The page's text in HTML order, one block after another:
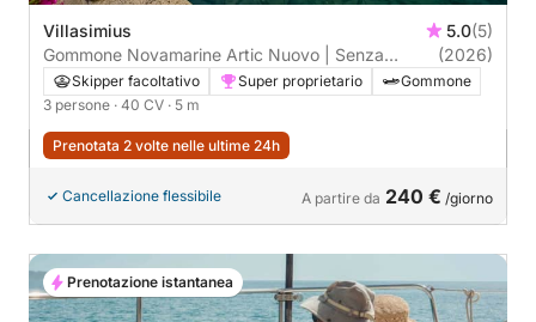
Villasimius 5.0(5)
Gommone Novamarine Artic Nuovo | Senza
patente | 3 Pax
(2026)
Skipper facoltativo Super proprietario
Gommone
3 persone · 40 CV · 5 m
Prenotata 2 volte nelle ultime 24h
Cancellazione flessibile A partire da 240 € /giorno
Prenotazione istantanea